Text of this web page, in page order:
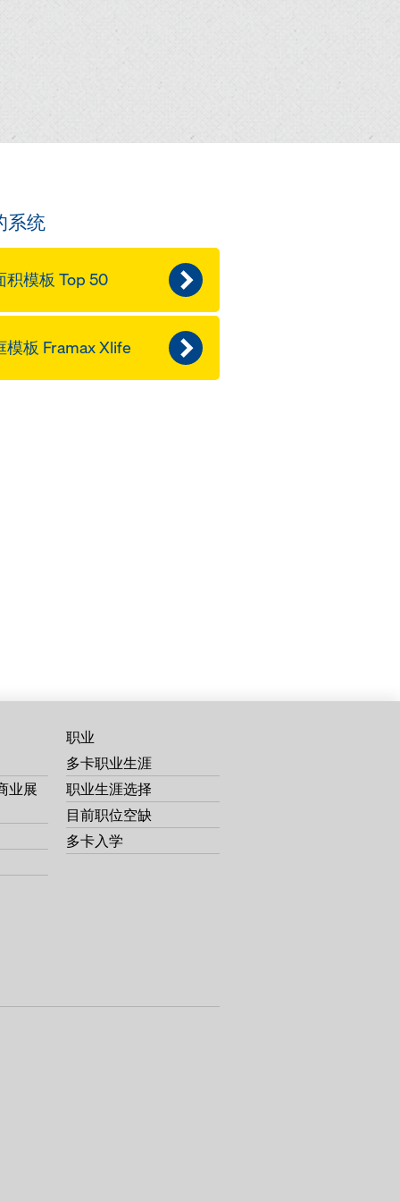
系统
积模板 Top 50
模板 Framax Xlife
业展
职业
多卡职业生涯
职业生涯选择
目前职位空缺
多卡入学